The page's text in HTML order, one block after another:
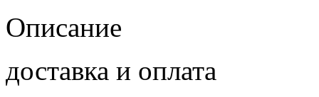
Описание
доставка и оплата